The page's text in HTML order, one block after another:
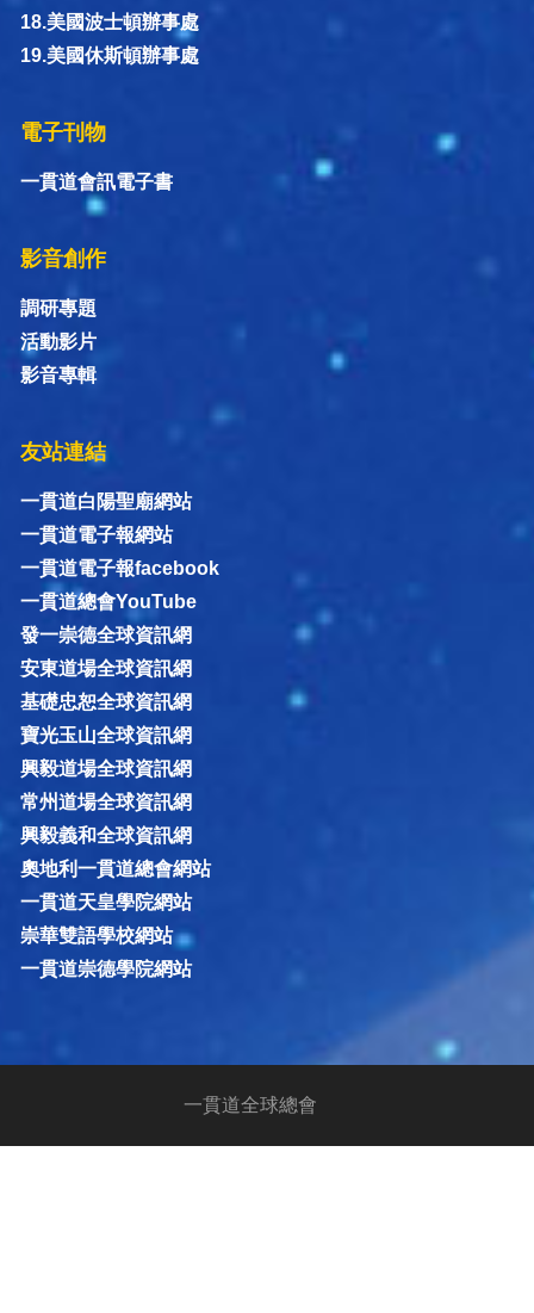
18.美國波士頓辦事處
19.美國休斯頓辦事處
電子刊物
一貫道會訊電子書
影音創作
調研專題
活動影片
影音專輯
友站連結
一貫道白陽聖廟網站
一貫道電子報網站
一貫道電子報facebook
一貫道總會YouTube
發一崇德全球資訊網
安東道場全球資訊網
基礎忠恕全球資訊網
寶光玉山全球資訊網
興毅道場全球資訊網
常州道場全球資訊網
興毅義和全球資訊網
奧地利一貫道總會網站
一貫道天皇學院網站
崇華雙語學校網站
一貫道崇德學院網站
一貫道全球總會